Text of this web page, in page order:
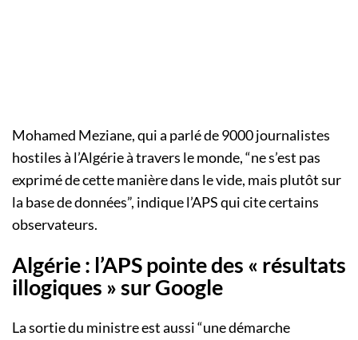
Mohamed Meziane, qui a parlé de 9000 journalistes
hostiles à l’Algérie à travers le monde, “ne s’est pas
exprimé de cette manière dans le vide, mais plutôt sur
la base de données”, indique l’APS qui cite certains
observateurs.
Algérie : l’APS pointe des « résultats
illogiques » sur Google
La sortie du ministre est aussi “une démarche